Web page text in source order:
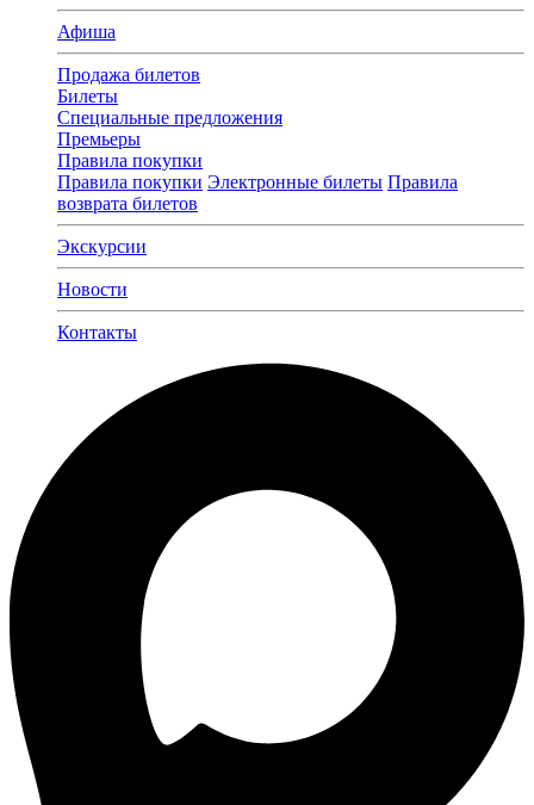
Афиша
Продажа билетов
Билеты
Специальные предложения
Премьеры
Правила покупки
Правила покупки Электронные билеты Правила
возврата билетов
Экскурсии
Новости
Контакты